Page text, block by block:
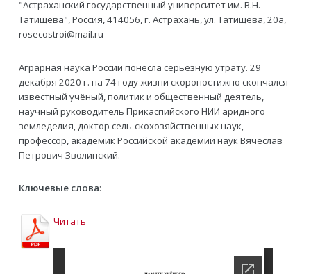
"Астраханский государственный университет им. В.Н.
Татищева", Россия, 414056, г. Астрахань, ул. Татищева, 20а,
rosecostroi@mail.ru
Аграрная наука России понесла серьёзную утрату. 29
декабря 2020 г. на 74 году жизни скоропостижно скончался
известный учёный, политик и общественный деятель,
научный руководитель Прикаспийского НИИ аридного
земледелия, доктор сель-скохозяйственных наук,
профессор, академик Российской академии наук Вячеслав
Петрович Зволинский.
Ключевые слова:
Читать